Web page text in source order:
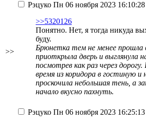
>>
Рэцуко Пн 06 ноября 2023 16:10:28
>>5320126
Понятно. Нет, я тогда никуда
буду.
Брюнетка тем не менее прошла
приоткрыла дверь и выглянула
посмотрев как раз через
время из коридора в гостиную и
проскочила небольшая тень, а
начало вкусно пахнуть.
Рэцуко Пн 06 ноября 2023 16:25:13